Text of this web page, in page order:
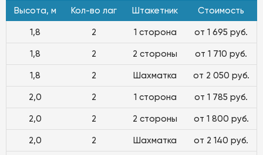
Высота, м Кол-во лаг Штакетник Стоимость
1,8 2 1 сторона от 1 695 руб.
1,8 2 2 стороны от 1 710 руб.
1,8 2 Шахматка от 2 050 руб.
2,0 2 1 сторона от 1 785 руб.
2,0 2 2 стороны от 1 800 руб.
2,0 2 Шахматка от 2 140 руб.